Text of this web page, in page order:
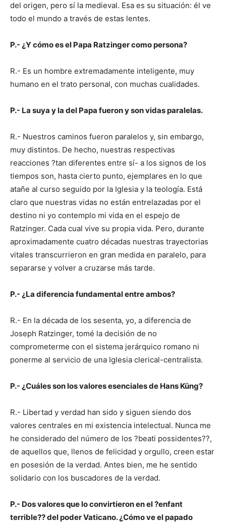
del origen, pero sí la medieval. Esa es su situación: él ve
todo el mundo a través de estas lentes.
P.- ¿Y cómo es el Papa Ratzinger como persona?
R.- Es un hombre extremadamente inteligente, muy
humano en el trato personal, con muchas cualidades.
P.- La suya y la del Papa fueron y son vidas paralelas.
R.- Nuestros caminos fueron paralelos y, sin embargo,
muy distintos. De hecho, nuestras respectivas
reacciones ?tan diferentes entre sí- a los signos de los
tiempos son, hasta cierto punto, ejemplares en lo que
atañe al curso seguido por la Iglesia y la teología. Está
claro que nuestras vidas no están entrelazadas por el
destino ni yo contemplo mi vida en el espejo de
Ratzinger. Cada cual vive su propia vida. Pero, durante
aproximadamente cuatro décadas nuestras trayectorias
vitales transcurrieron en gran medida en paralelo, para
separarse y volver a cruzarse más tarde.
P.- ¿La diferencia fundamental entre ambos?
R.- En la década de los sesenta, yo, a diferencia de
Joseph Ratzinger, tomé la decisión de no
comprometerme con el sistema jerárquico romano ni
ponerme al servicio de una Iglesia clerical-centralista.
P.- ¿Cuáles son los valores esenciales de Hans Küng?
R.- Libertad y verdad han sido y siguen siendo dos
valores centrales en mi existencia intelectual. Nunca me
he considerado del número de los ?beati possidentes??,
de aquellos que, llenos de felicidad y orgullo, creen estar
en posesión de la verdad. Antes bien, me he sentido
solidario con los buscadores de la verdad.
P.- Dos valores que lo convirtieron en el ?enfant
terrible?? del poder Vaticano. ¿Cómo ve el papado